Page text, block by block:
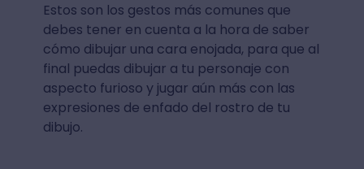
Estos son los gestos más comunes que
debes tener en cuenta a la hora de saber
cómo dibujar una cara enojada, para que al
final puedas dibujar a tu personaje con
aspecto furioso y jugar aún más con las
expresiones de enfado del rostro de tu
dibujo.